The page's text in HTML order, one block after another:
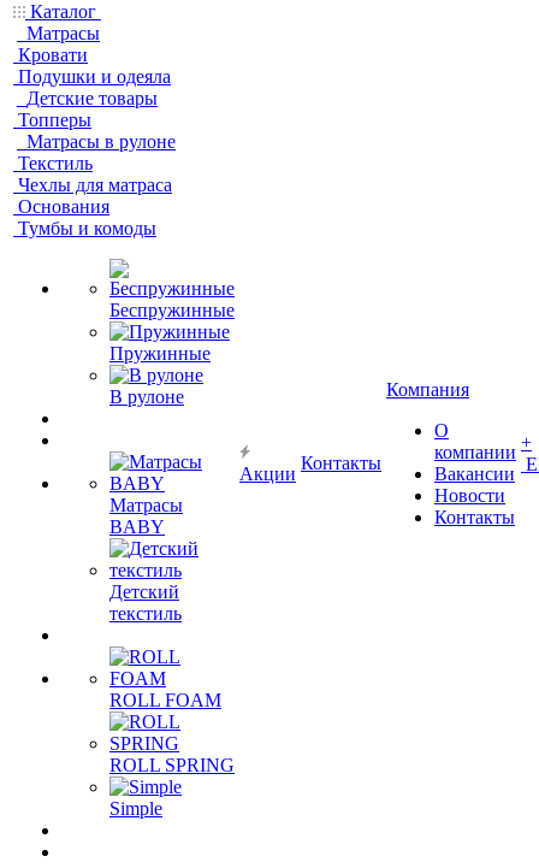
Каталог
Матрасы
Кровати
Подушки и одеяла
Детские товары
Топперы
Матрасы в рулоне
Текстиль
Чехлы для матраса
Основания
Тумбы и комоды
Беспружинные
Пружинные
В рулоне
Матрасы
BABY
Детский
текстиль
ROLL FOAM
ROLL SPRING
Simple
Акции
Контакты
Компания
О
компании
Вакансии
Новости
Контакты
+